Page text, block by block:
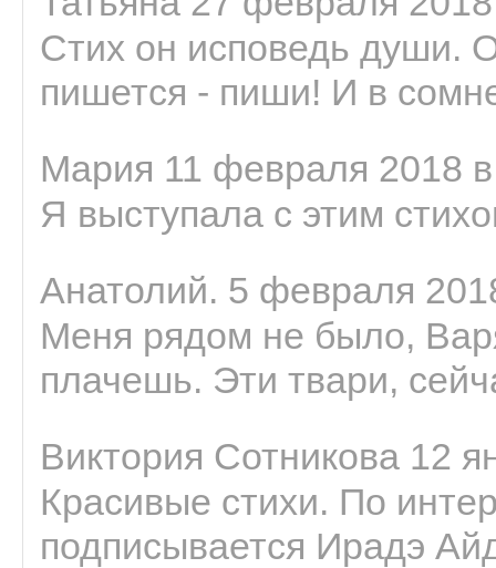
Стих он исповедь души.
пишется - пиши! И в
Мария 11 февраля 2018
Я выступала с этим
Анатолий. 5 февраля
Меня рядом не было,
плачешь. Эти твари,
Виктория Сотникова 12
Красивые стихи. По
подписывается Ирадэ